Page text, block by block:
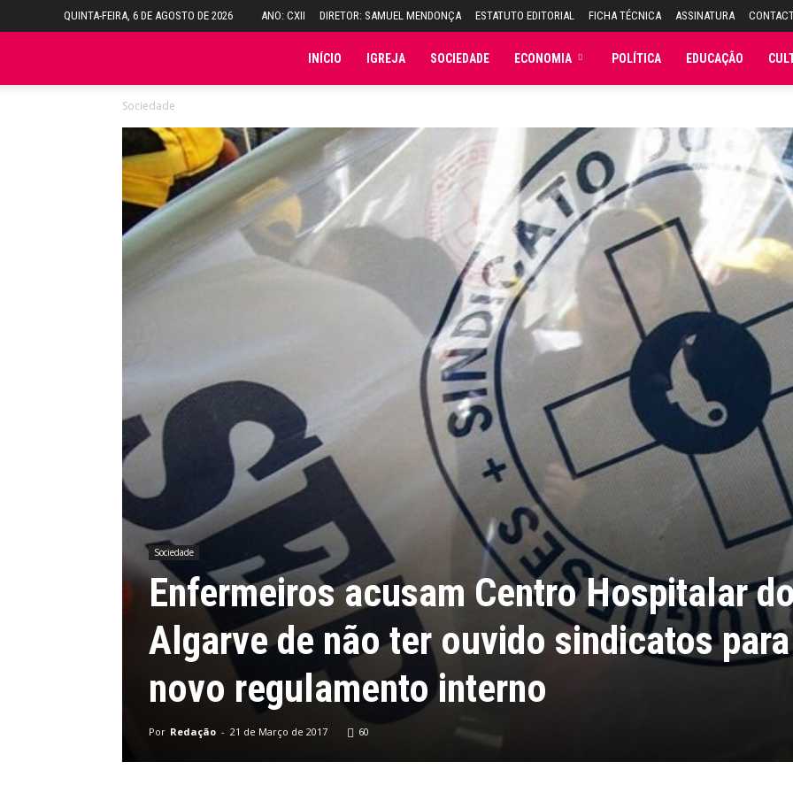
QUINTA-FEIRA, 6 DE AGOSTO DE 2026 ANO: CXII DIRETOR: SAMUEL MENDONÇA ESTATUTO EDITORIAL FICHA TÉCNICA ASSINATURA
INÍCIO IGREJA SOCIEDADE ECONOMIA POLÍTICA EDUCAÇÃO
Sociedade
Sociedade
Enfermeiros acusam Centro Hospitalar
Algarve de não ter ouvido sindicatos para
novo regulamento interno
Por Redação - 21 de Março de 2017 60